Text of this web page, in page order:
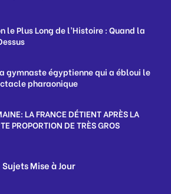
le Plus Long de l’Histoire : Quand la
gymnaste égyptienne qui a ébloui le
pharaonique
LA FRANCE DÉTIENT APRÈS LA
PROPORTION DE TRÈS GROS
Sujets Mise à Jour